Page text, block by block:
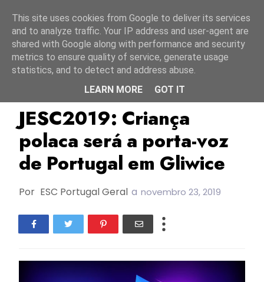
Portugal RTP
JESC2019: Criança
polaca será a porta-voz
de Portugal em Gliwice
Por ESC Portugal Geral a novembro 23, 2019
This site uses cookies from Google to deliver its services
and to analyze traffic. Your IP address and user-agent are
shared with Google along with performance and security
metrics to ensure quality of service, generate usage
statistics, and to detect and address abuse.
LEARN MORE
GOT IT